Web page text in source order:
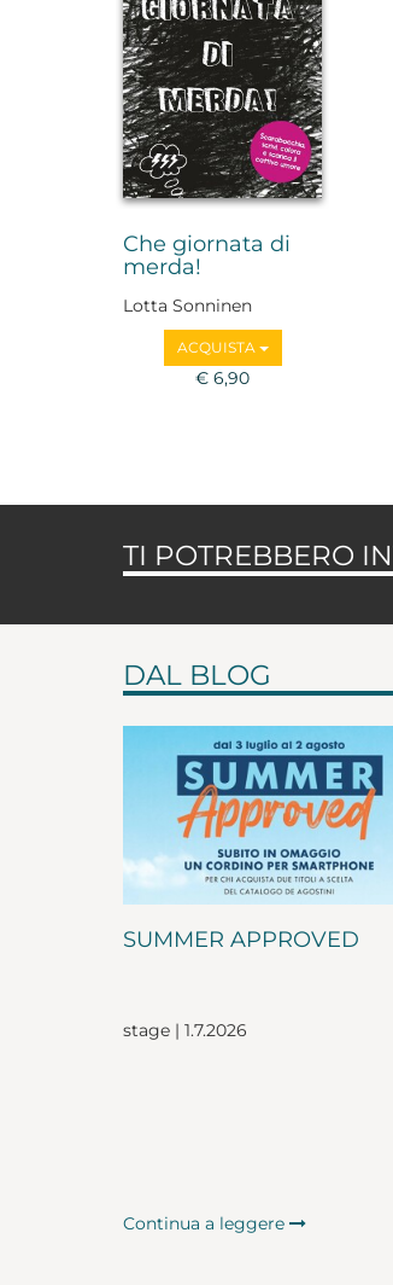
Che giornata di
merda!
Lotta Sonninen
ACQUISTA
€ 6,90
TI POTREBBERO
DAL BLOG
SUMMER APPROVED
stage | 1.7.2026
Continua a leggere